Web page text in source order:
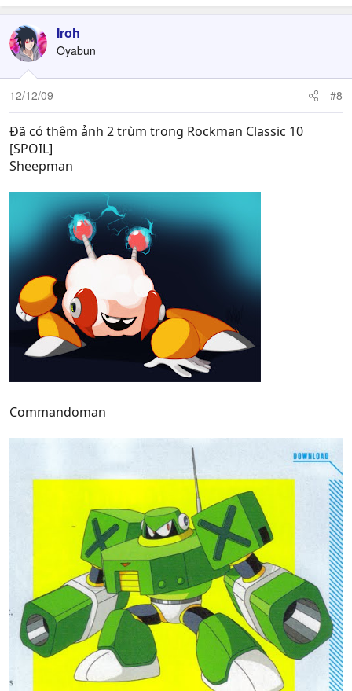
Iroh
Oyabun
12/12/09 #8
Đã có thêm ảnh 2 trùm trong Rockman Classic 10
[SPOIL]
Sheepman
Commandoman